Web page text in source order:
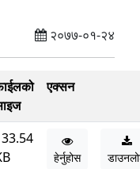
२०७७-०१-२४
एक्सन
हेर्नुहोस